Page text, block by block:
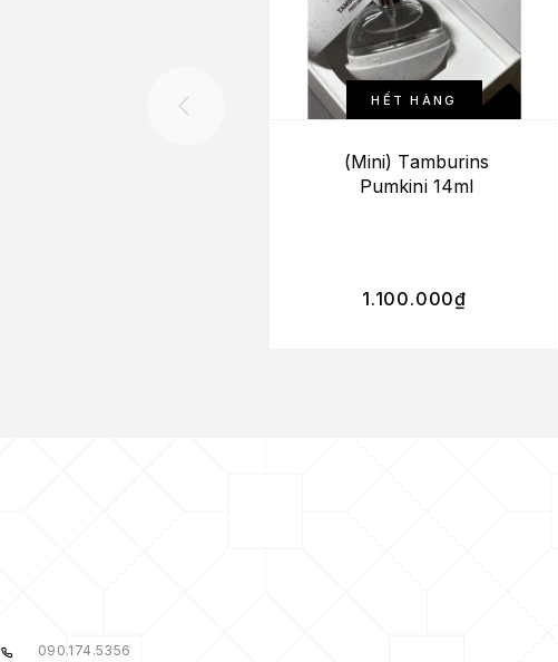
HẾT HÀNG
(Mini) Tamburins
Pumkini 14ml
1.100.000₫
090.174.5356